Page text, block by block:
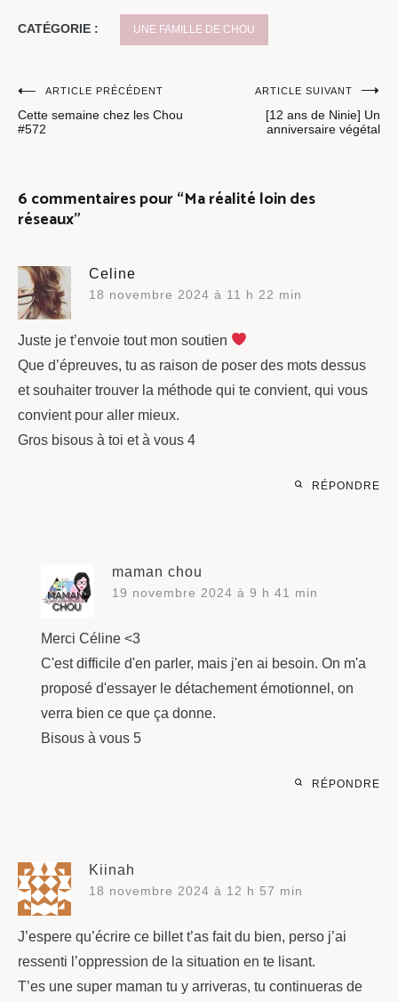
CATÉGORIE : UNE FAMILLE DE CHOU
Navigation
de
ARTICLE PRÉCÉDENT
Cette semaine chez les Chou
#572
ARTICLE SUIVANT
[12 ans de Ninie] Un
anniversaire végétal
6 commentaires pour “Ma réalité loin des
réseaux”
Celine
18 novembre 2024 à 11 h 22 min
Juste je t’envoie tout mon soutien
Que d’épreuves, tu as raison de poser des mots dessus
et souhaiter trouver la méthode qui te convient, qui vous
convient pour aller mieux.
Gros bisous à toi et à vous 4
RÉPONDRE
maman chou
19 novembre 2024 à 9 h 41 min
Merci Céline <3
C'est difficile d'en parler, mais j'en ai besoin. On m'a
proposé d'essayer le détachement émotionnel, on
verra bien ce que ça donne.
Bisous à vous 5
RÉPONDRE
Kiinah
18 novembre 2024 à 12 h 57 min
J’espere qu’écrire ce billet t’as fait du bien, perso j’ai
ressenti l’oppression de la situation en te lisant.
T’es une super maman tu y arriveras, tu continueras de